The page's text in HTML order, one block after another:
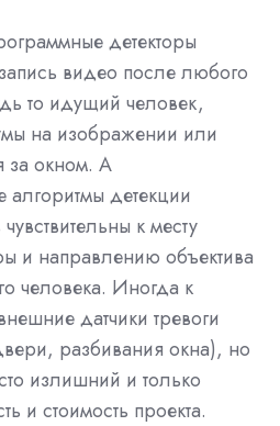
детекторы
видео после любого
то идущий человек,
на изображении или
за окном. А
детекции
к месту
и направлению объектива
человека. Иногда к
датчики тревоги
разбивания окна), но
излишний и только
и стоимость проекта.